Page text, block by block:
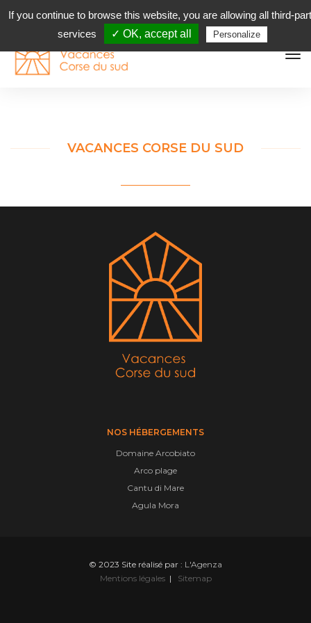
LANG
VACANCES CORSE DU SUD
NOS HÉBERGEMENTS
Domaine Arcobiato
Arco plage
Cantu di Mare
Agula Mora
© 2023 Site réalisé par : L'Agenza
Mentions légales| Sitemap
If you continue to browse this website, you are allowing all third-
services
✓ OK, accept all Personalize